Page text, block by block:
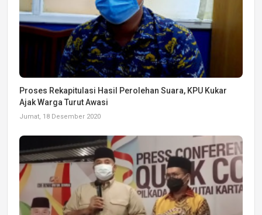
Proses Rekapitulasi Hasil Perolehan Suara, KPU Kukar
Ajak Warga Turut Awasi
Jumat, 18 Desember 2020